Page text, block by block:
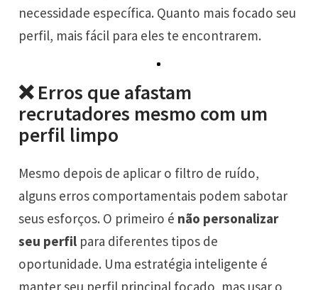
necessidade específica. Quanto mais focado seu
perfil, mais fácil para eles te encontrarem.
❌ Erros que afastam
recrutadores mesmo com um
perfil limpo
Mesmo depois de aplicar o filtro de ruído,
alguns erros comportamentais podem sabotar
seus esforços. O primeiro é não personalizar
seu perfil para diferentes tipos de
oportunidade. Uma estratégia inteligente é
manter seu perfil principal focado, mas usar o